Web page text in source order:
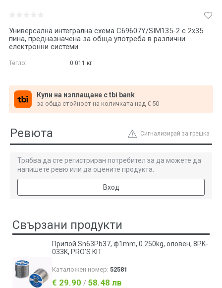
Универсална интегрална схема C69607Y/SIM135-2 с 2x35
пина, предназначена за обща употреба в различни
електронни системи.
Тегло: 0.011 кг
Купи на изплащане с tbi bank
за обща стойност на количката над € 50
Сигнализирай за грешка
Ревюта
Трябва да сте регистриран потребител за да можете да
напишете ревю или да оцените продукта.
Вход
Свързани продукти
Припой Sn63Pb37, ф1mm, 0.250kg, оловен, 8PK-
033K, PRO'S KIT
Каталожен номер: 52581
€ 29.90 / 58.48 лв